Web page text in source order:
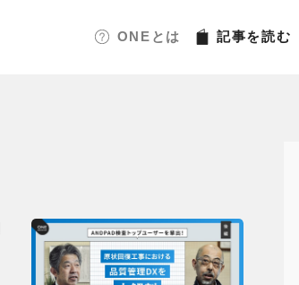
ONEとは 記事を読む